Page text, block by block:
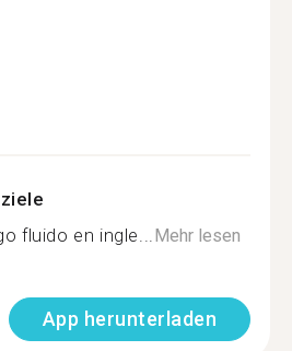
fluido en ingle...Mehr lesen
App herunterladen